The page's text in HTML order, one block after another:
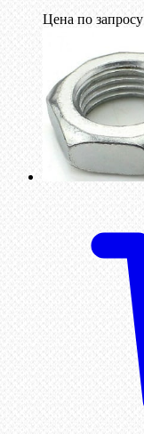
Цена по запросу